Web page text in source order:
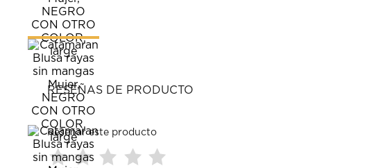
RESEÑAS DE PRODUCTO
Reseñar este producto